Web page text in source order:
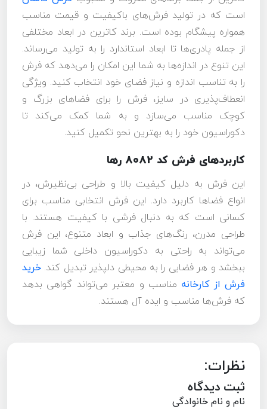
است که در تولید فرش‌های باکیفیت و قیمت مناسب
همواره پیشگام بوده است. برند کاترین در ابعاد مختلفی
از جمله پادری‌ها تا ابعاد استاندارد را به تولید می‌رساند.
این تنوع در اندازه‌ها به شما این امکان را می‌دهد که فرش
را به تناسب اندازه و نیاز فضای خود انتخاب کنید. ویژگی
انعطاف‌پذیری در سایز، فرش را برای فضاهای بزرگ و
کوچک مناسب می‌سازد و به شما کمک می‌کند تا
دکوراسیون خود را به بهترین نحو تکمیل کنید.
کاربردهای فرش کد 8082 رها
این فرش به دلیل کیفیت بالا و طراحی بی‌نظیرش، در
انواع فضاها کاربرد دارد. این فرش انتخابی مناسب برای
کسانی است که به دنبال فرشی با کیفیت هستند. با
طراحی مدرن، رنگ‌های جذاب و ابعاد متنوع، این فرش
می‌تواند به راحتی به دکوراسیون داخلی شما زیبایی
ببخشد و هر فضایی را به محیطی دلپذیر تبدیل کند. خرید
فرش از کارخانه مناسب و معتبر می‌تواند گواهی بدهد
که فرش‌ها مناسب و ایده آل هستند.
نظرات:
ثبت دیدگاه
نام و نام خانوادگی